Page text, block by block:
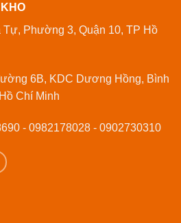
Phường 3, Quận 10, TP Hồ
6B, KDC Dương Hồng, Bình
Chí Minh
- 0982178028 - 0902730310